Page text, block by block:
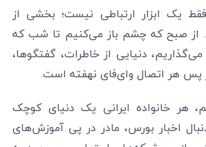
فقط یک ابزار ارتباطی نیست؛ بخشی از
از صبح که چشم باز می‌کنیم تا شب که
دنیایی از خاطرات، گفتگوها،
پس هر اتصال وای‌فای نهفته است.
هر خانواده ایرانی یک دنیای کوچک
اخبار بورس، مادر در پی آموزش‌های